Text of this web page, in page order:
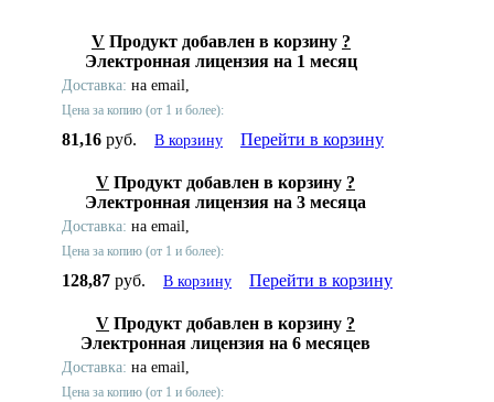
V Продукт добавлен в корзину ?
Электронная лицензия на 1 месяц
Доставка: на email,
Цена за копию (от 1 и более):
81,16 руб. В корзину Перейти в корзину
V Продукт добавлен в корзину ?
Электронная лицензия на 3 месяца
Доставка: на email,
Цена за копию (от 1 и более):
128,87 руб. В корзину Перейти в корзину
V Продукт добавлен в корзину ?
Электронная лицензия на 6 месяцев
Доставка: на email,
Цена за копию (от 1 и более):